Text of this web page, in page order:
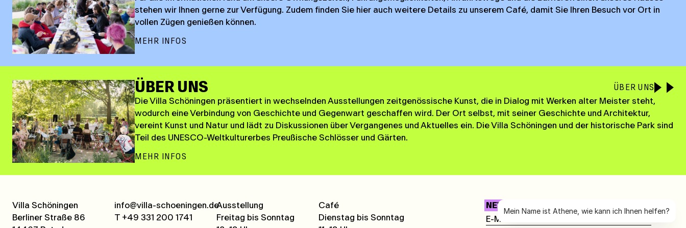
stehen wir Ihnen gerne zur Verfügung. Zudem finden Sie hier auch weitere Details zu unserem Café, damit Sie Ihren Besuch vor Ort in
vollen Zügen genießen können.
MEHR INFOS
ÜBER UNS
ÜBER UNS
Die Villa Schöningen präsentiert in wechselnden Ausstellungen zeitgenössische Kunst, die in Dialog mit Werken alter Meister steht,
wodurch eine Verbindung von Geschichte und Gegenwart geschaffen wird. Der Ort selbst, mit seiner Geschichte und Architektur,
vereint Kunst und Natur und lädt zu Diskussionen über Vergangenes und Aktuelles ein. Die Villa Schöningen und der historische Park sind
Teil des UNESCO-Weltkulturerbes Preußische Schlösser und Gärten.
MEHR INFOS
Villa Schöningen
Berliner Straße 86
info@villa-schoeningen.de
T +49 331 200 1741
Ausstellung
Freitag bis Sonntag
Café
Dienstag bis Sonntag
NEWSLETTER
Mein Name ist Athene, wie kann ich Ihnen helfen?